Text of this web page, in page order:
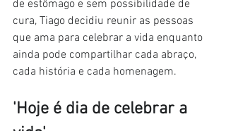
de estômago e sem possibilidade de
cura, Tiago decidiu reunir as pessoas
que ama para celebrar a vida enquanto
ainda pode compartilhar cada abraço,
cada história e cada homenagem.
'Hoje é dia de celebrar a